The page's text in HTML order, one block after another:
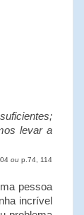
levar a
ou p.74, 114
pessoa
incrível